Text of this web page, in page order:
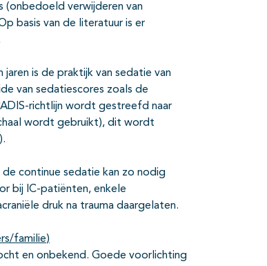
(onbedoeld verwijderen van
basis van de literatuur is er
is de praktijk van sedatie van
van sedatiescores zoals de
richtlijn wordt gestreefd naar
wordt gebruikt), dit wordt
continue sedatie kan zo nodig
bij IC-patiënten, enkele
druk na trauma daargelaten.
/familie)
en onbekend. Goede voorlichting